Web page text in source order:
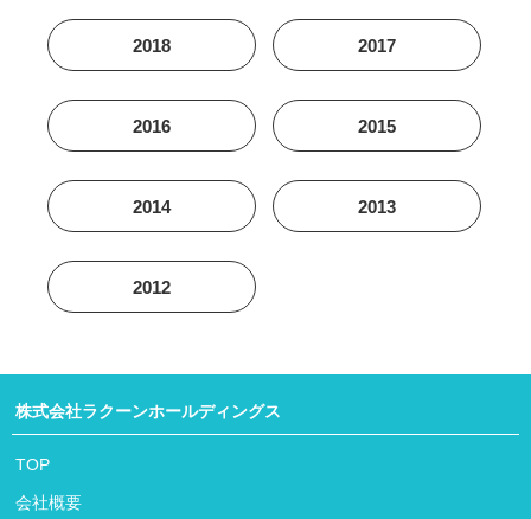
2018 2017
2016 2015
2014 2013
2012
株式会社ラクーンホールディングス
TOP
会社概要